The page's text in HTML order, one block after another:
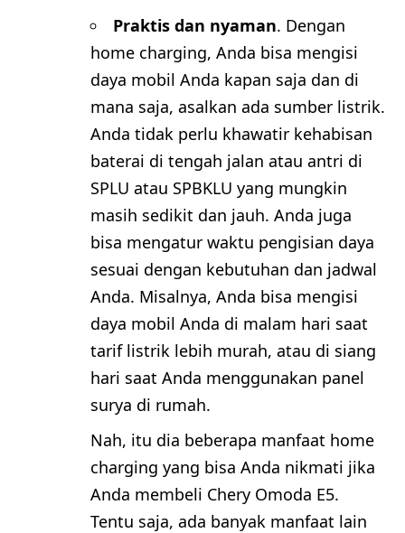
Praktis dan nyaman. Dengan
home charging, Anda bisa mengisi
daya mobil Anda kapan saja dan di
mana saja, asalkan ada sumber listrik.
Anda tidak perlu khawatir kehabisan
baterai di tengah jalan atau antri di
SPLU atau SPBKLU yang mungkin
masih sedikit dan jauh. Anda juga
bisa mengatur waktu pengisian daya
sesuai dengan kebutuhan dan jadwal
Anda. Misalnya, Anda bisa mengisi
daya mobil Anda di malam hari saat
tarif listrik lebih murah, atau di siang
hari saat Anda menggunakan panel
surya di rumah.
Nah, itu dia beberapa manfaat home
charging yang bisa Anda nikmati jika
Anda membeli Chery Omoda E5.
Tentu saja, ada banyak manfaat lain